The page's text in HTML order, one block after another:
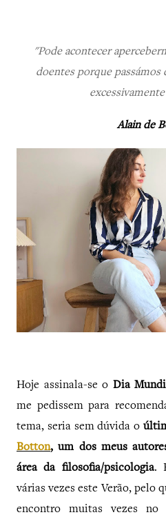
"Pode acontecer
doentes porque passámos
Alain de
Hoje assinala-se o Dia
me pedissem para
tema, seria sem dúvida o
Botton, um dos meus
área da filosofia/psicologia.
várias vezes este Verão, pelo
encontro muitas vezes no